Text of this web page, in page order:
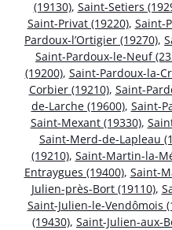
(19130), Saint-Setiers
Saint-Privat (19220), Saint-
Pardoux-l’Ortigier (19270),
Saint-Pardoux-le-Neuf
(19200), Saint-Pardoux-la-
Corbier (19210), Saint-
de-Larche (19600), Saint-
Saint-Mexant (19330),
Saint-Merd-de-Lapleau
(19210), Saint-Martin-la-
Entraygues (19400), Saint-
Julien-près-Bort (19110),
Saint-Julien-le-Vendômois
(19430), Saint-Julien-aux-